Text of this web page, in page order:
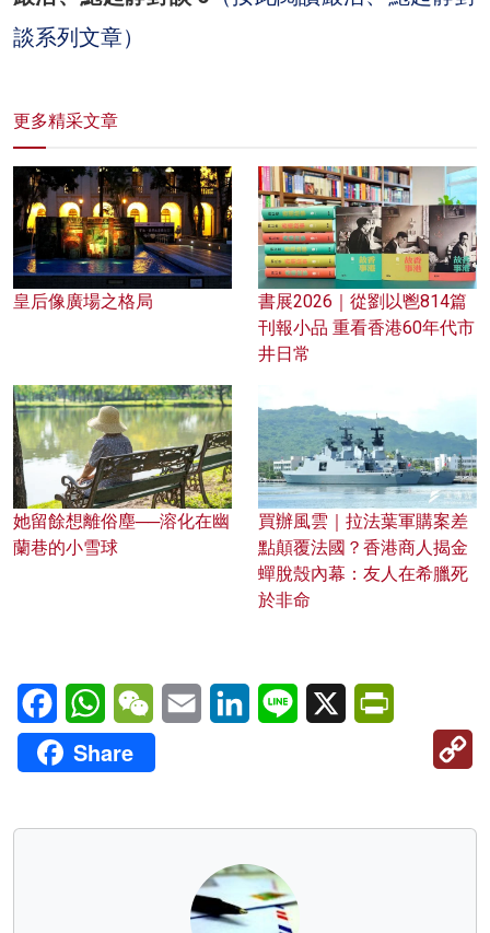
談系列文章）
更多精采文章
皇后像廣場之格局
書展2026｜從劉以鬯814篇
刊報小品 重看香港60年代市
井日常
她留餘想離俗塵──溶化在幽
蘭巷的小雪球
買辦風雲｜拉法葉軍購案差
點顛覆法國？香港商人揭金
蟬脫殼內幕：友人在希臘死
於非命
FacebookWhatsAppWeChatEmail LinkedInLine X
Share